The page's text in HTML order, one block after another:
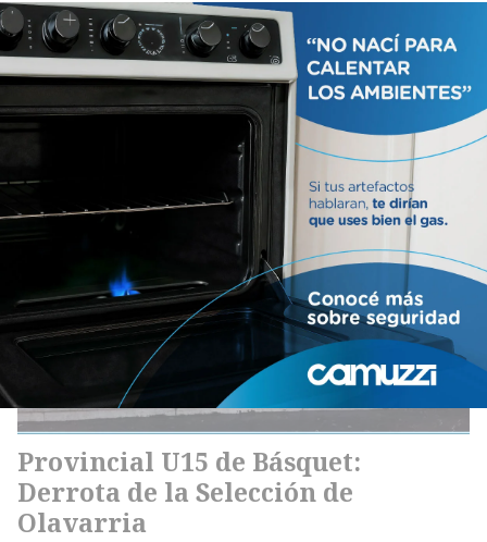
Básquet: Racing – El Fortín
Deportes 07/08/2026
Provincial U15 de Básquet:
Derrota de la Selección de
Olavarria